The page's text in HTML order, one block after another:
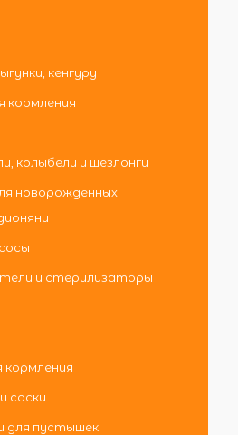
кенгуру
кормления
колыбели и шезлонги
новорожденных
и стерилизаторы
кормления
соски
для пустышек